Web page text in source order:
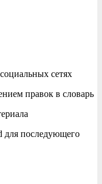
сетях
правок в словарь
для последующего